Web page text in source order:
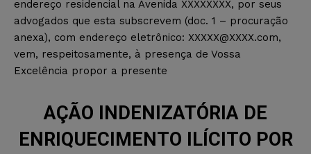
endereço residencial na Avenida XXXXXXXX, por seus
advogados que esta subscrevem (doc. 1 – procuração
anexa), com endereço eletrônico: XXXXX@XXXX.com,
vem, respeitosamente, à presença de Vossa
Excelência propor a presente
AÇÃO INDENIZATÓRIA DE
ENRIQUECIMENTO ILÍCITO POR